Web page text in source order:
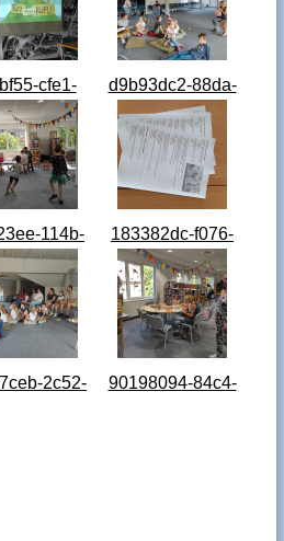
cfe1-
8343-
d9b93dc2-88da-
4d15-9e05-
e1f8123eabbc.jpg
114b-
899d-
183382dc-f076-
42a3-9355-
b76b08f318d7.jpg
2c52-
90198094-84c4-